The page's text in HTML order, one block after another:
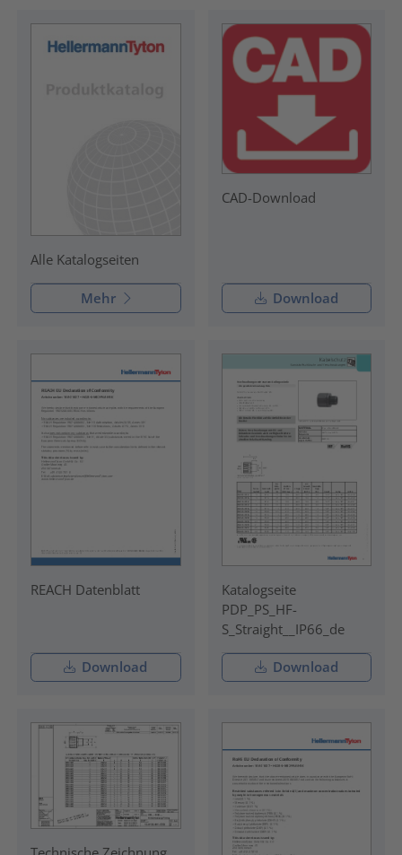
Alle Katalogseiten
Mehr
CAD-Download
Download
REACH Datenblatt
Download
Katalogseite
PDP_PS_HF-
S_Straight__IP66_de
Download